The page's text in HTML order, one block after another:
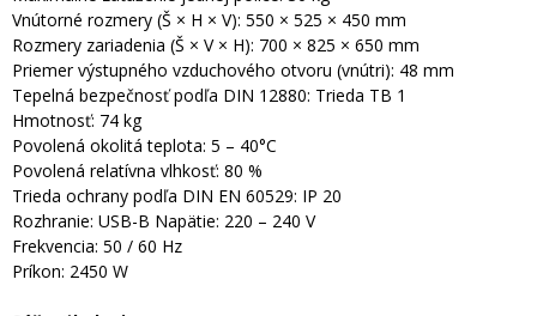
Vnútorné rozmery (Š × H × V): 550 × 525 × 450 mm
Rozmery zariadenia (Š × V × H): 700 × 825 × 650 mm
Priemer výstupného vzduchového otvoru (vnútri): 48 mm
Tepelná bezpečnosť podľa DIN 12880: Trieda TB 1
Hmotnosť: 74 kg
Povolená okolitá teplota: 5 – 40°C
Povolená relatívna vlhkosť: 80 %
Trieda ochrany podľa DIN EN 60529: IP 20
Rozhranie: USB-B Napätie: 220 – 240 V
Frekvencia: 50 / 60 Hz
Príkon: 2450 W